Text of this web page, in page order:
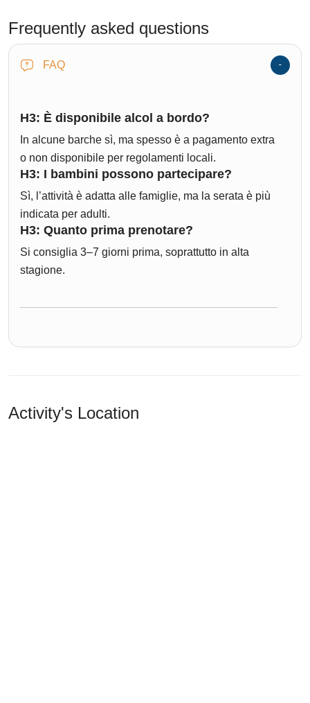
Frequently asked questions
FAQ
H3: È disponibile alcol a bordo?
In alcune barche sì, ma spesso è a pagamento extra
o non disponibile per regolamenti locali.
H3: I bambini possono partecipare?
Sì, l’attività è adatta alle famiglie, ma la serata è più
indicata per adulti.
H3: Quanto prima prenotare?
Si consiglia 3–7 giorni prima, soprattutto in alta
stagione.
Activity's Location